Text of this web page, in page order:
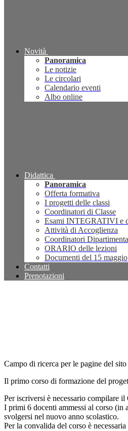
Novità
Panoramica
Le notizie
Le circolari
Calendario eventi
Albo online
Didattica
Panoramica
Offerta formativa
I progetti delle classi
Coordinatori di Classe
Esami INTEGRATIVI e
Attività di Accoglienza
Coordinatori
ORARIO delle lezioni
Documenti del 15 maggio
Contatti
Prenotazioni
Campo di ricerca per le pagine del sito
Il primo corso di formazione del
Per iscriversi è necessario compilare
I primi 6 docenti ammessi al corso (in
svolgersi nel nuovo anno scolastico.
Per la convalida del corso è